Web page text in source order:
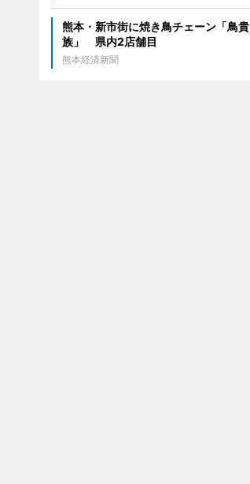
熊本・新市街に焼き鳥チェーン「鳥貴
族」 県内2店舗目
熊本経済新聞